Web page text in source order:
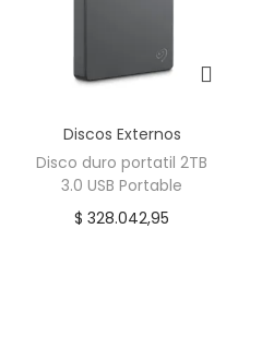
Discos Externos
Disco duro portatil 2TB
3.0 USB Portable
$ 328.042,95